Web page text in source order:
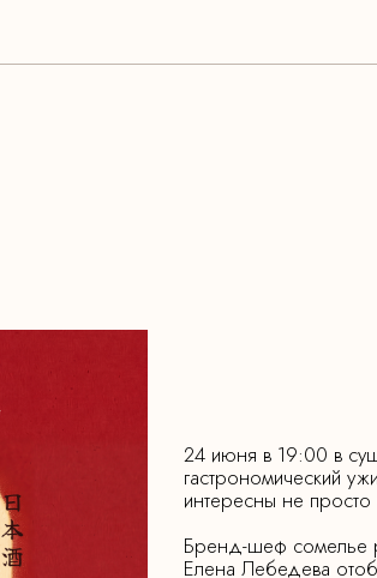
24 июня в 19:00 в
гастрономический
интересны не просто
Бренд-шеф сомелье
Елена Лебедева